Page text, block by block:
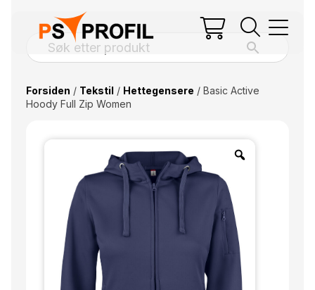
Forsiden / Tekstil / Hettegensere / Basic Active
Hoody Full Zip Women